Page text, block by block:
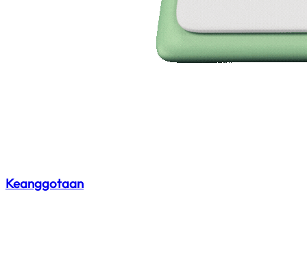
Keanggotaan